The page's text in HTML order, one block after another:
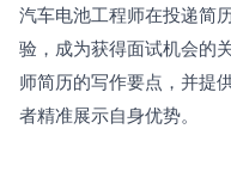
汽车电池工程师在投递简
验，成为获得面试机会的
师简历的写作要点，并提
者精准展示自身优势。